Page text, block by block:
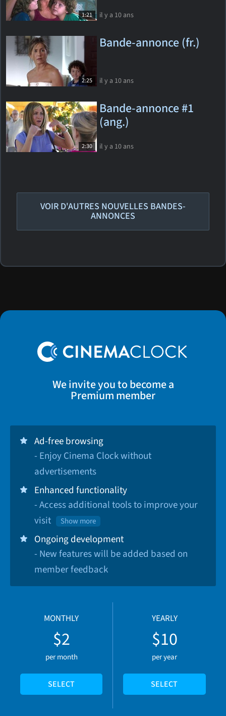
1:21 il y a 10 ans
2:25
Bande-annonce (fr.)
il y a 10 ans
2:30
Bande-annonce #1
(ang.)
il y a 10 ans
VOIR D'AUTRES NOUVELLES BANDES-
ANNONCES
We invite you to become a
Premium member
Ad-free browsing
- Enjoy Cinema Clock without
advertisements
Enhanced functionality
- Access additional tools to improve your
visit
Show more
Ongoing development
- New features will be added based on
member feedback
MONTHLY
$2
per month
SELECT
YEARLY
$10
per year
SELECT